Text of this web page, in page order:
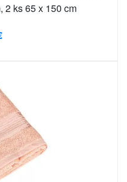
2 ks 65 x 150 cm